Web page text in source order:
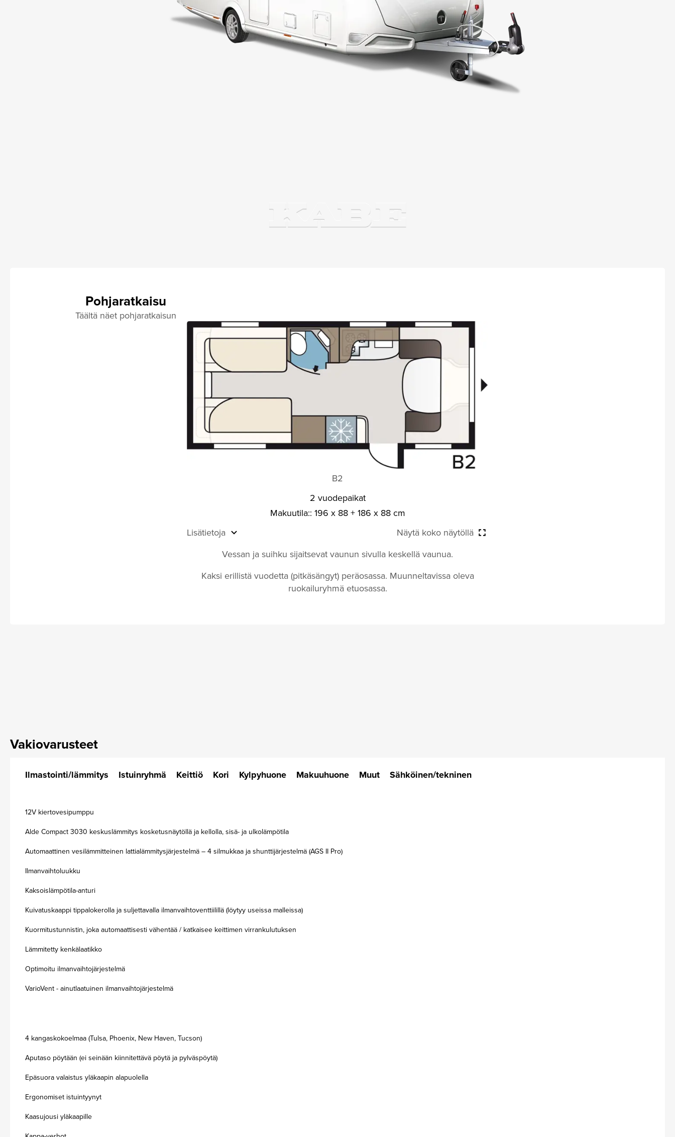
Pohjaratkaisu
Täältä näet pohjaratkaisun
B2
2 vuodepaikat
Makuutila:: 196 x 88 + 186 x 88 cm
Lisätietoja
Näytä koko näytöllä
Vessan ja suihku sijaitsevat vaunun sivulla keskellä vaunua.
Kaksi erillistä vuodetta (pitkäsängyt) peräosassa. Muunneltavissa oleva
ruokailuryhmä etuosassa.
Vakiovarusteet
Ilmastointi/lämmitys Istuinryhmä Keittiö Kori Kylpyhuone Makuuhuone Muut Sähköinen/tekninen
12V kiertovesipumppu
Alde Compact 3030 keskuslämmitys kosketusnäytöllä ja kellolla, sisä- ja ulkolämpötila
Automaattinen vesilämmitteinen lattialämmitysjärjestelmä – 4 silmukkaa ja shunttijärjestelmä (AGS II Pro)
Ilmanvaihtoluukku
Kaksoislämpötila-anturi
Kuivatuskaappi tippalokerolla ja suljettavalla ilmanvaihtoventtiilillä (löytyy useissa malleissa)
Kuormitustunnistin, joka automaattisesti vähentää / katkaisee keittimen virrankulutuksen
Lämmitetty kenkälaatikko
Optimoitu ilmanvaihtojärjestelmä
VarioVent - ainutlaatuinen ilmanvaihtojärjestelmä
4 kangaskokoelmaa (Tulsa, Phoenix, New Haven, Tucson)
Aputaso pöytään (ei seinään kiinnitettävä pöytä ja pylväspöytä)
Epäsuora valaistus yläkaapin alapuolella
Ergonomiset istuintyynyt
Kaasujousi yläkaapille